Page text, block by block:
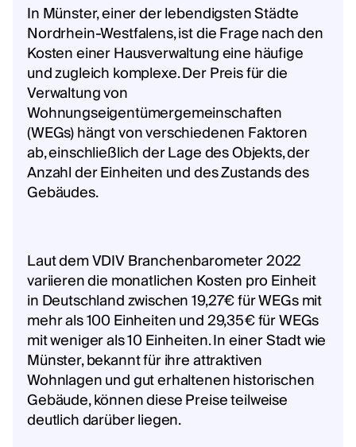
In Münster, einer der lebendigsten Städte
Nordrhein-Westfalens, ist die Frage nach den
Kosten einer Hausverwaltung eine häufige
und zugleich komplexe. Der Preis für die
Verwaltung von
Wohnungseigentümergemeinschaften
(WEGs) hängt von verschiedenen Faktoren
ab, einschließlich der Lage des Objekts, der
Anzahl der Einheiten und des Zustands des
Gebäudes.
Laut dem VDIV Branchenbarometer 2022
variieren die monatlichen Kosten pro Einheit
in Deutschland zwischen 19,27€ für WEGs mit
mehr als 100 Einheiten und 29,35€ für WEGs
mit weniger als 10 Einheiten. In einer Stadt wie
Münster, bekannt für ihre attraktiven
Wohnlagen und gut erhaltenen historischen
Gebäude, können diese Preise teilweise
deutlich darüber liegen.